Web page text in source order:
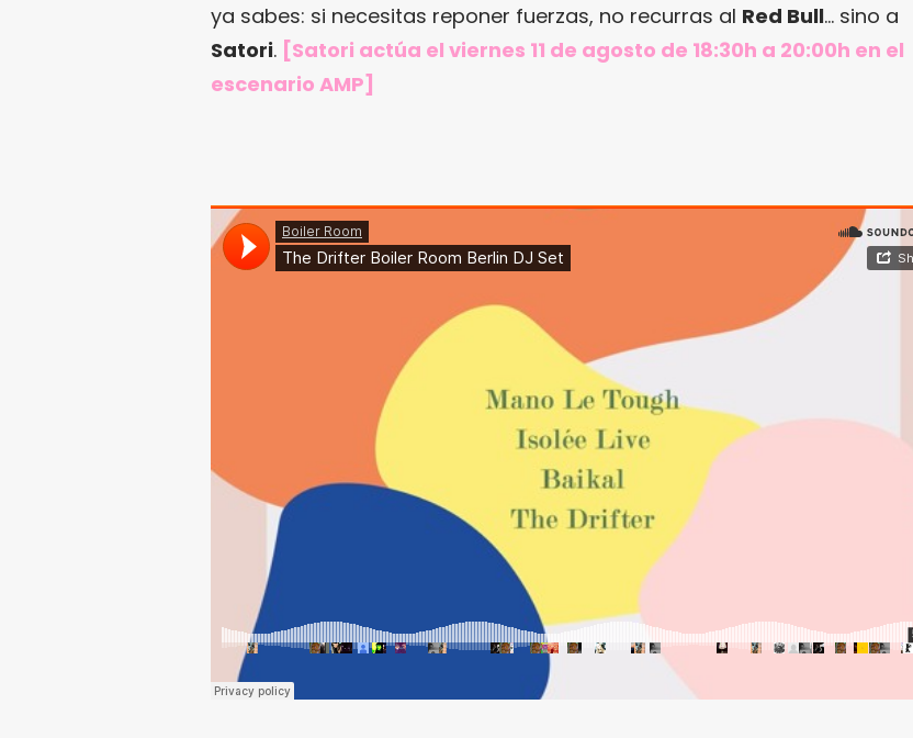
ya sabes: si necesitas reponer fuerzas, no recurras al Red Bull… sino a
Satori. [Satori actúa el viernes 11 de agosto de 18:30h a 20:00h en el
escenario AMP]